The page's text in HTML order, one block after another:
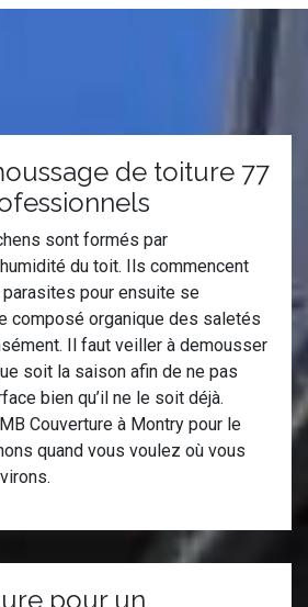
de toiture 77
sont formés par
du toit. Ils commencent
pour ensuite se
composé organique des saletés
Il faut veiller à demousser
soit la saison afin de ne pas
bien qu’il ne le soit déjà.
Couverture à Montry pour le
quand vous voulez où vous
pour un